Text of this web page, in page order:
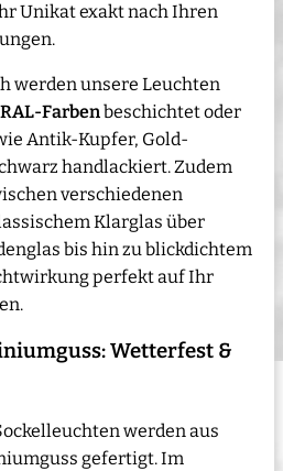
Unikat exakt nach Ihren
werden unsere Leuchten
RAL-Farbenbeschichtet oder
Antik-Kupfer, Gold-
handlackiert. Zudem
verschiedenen
Klarglas über
bis hin zu blickdichtem
perfekt auf Ihr
Wetterfest &
werden aus
gefertigt. Im